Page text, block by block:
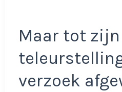
Maar tot
verzoek